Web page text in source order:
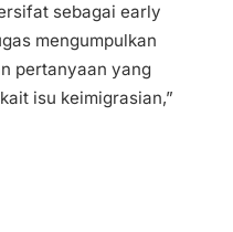
sebagai early
mengumpulkan
pertanyaan yang
isu keimigrasian,”